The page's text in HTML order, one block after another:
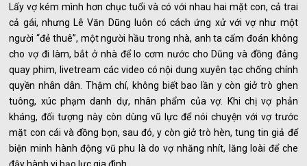
Lấy vợ kém mình hơn chục tuổi và có với nhau hai mặt con, cả trai
cả gái, nhưng Lê Văn Dũng luôn có cách ứng xử với vợ như một
người “đẻ thuê”, một người hầu trong nhà, anh ta cấm đoán không
cho vợ đi làm, bắt ở nhà để lo cơm nước cho Dũng và đồng đảng
quay phim, livetream các video có nội dung xuyên tạc chống chính
quyền nhân dân. Thậm chí, không biết bao lần y còn giở trò ghen
tuông, xúc phạm danh dự, nhân phẩm của vợ. Khi chị vợ phản
kháng, đối tượng này còn dùng vũ lực để nói chuyện với vợ trước
mặt con cái và đồng bọn, sau đó, y còn giở trò hèn, tung tin giả để
biện minh hành động vũ phu là do vợ nhăng nhít, lăng loài để che
đậy hành vi bạo lực gia đình.